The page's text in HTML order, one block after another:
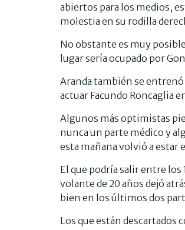
abiertos para los medios,
molestia en su rodilla
No obstante es muy
lugar sería ocupado por
Aranda también se
actuar Facundo Roncaglia
Algunos más optimistas
nunca un parte médico y
esta mañana volvió a estar
El que podría salir entre los
volante de 20 años dejó
bien en los últimos dos
Los que están descartados